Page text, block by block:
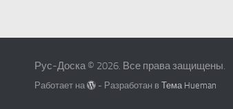
Рус-Доска © 2026. Все права защищены.
Работает на - Разработан вТема Hueman